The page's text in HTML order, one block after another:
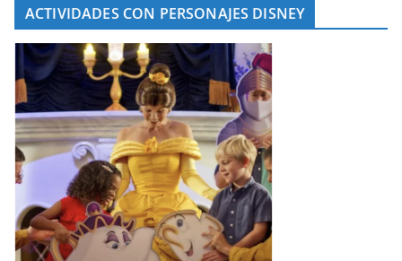
ACTIVIDADES CON PERSONAJES DISNEY